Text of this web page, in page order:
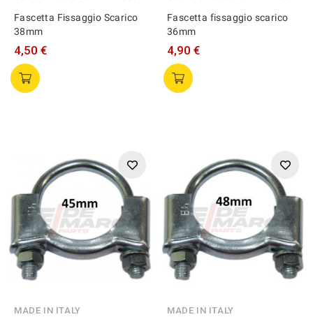
Fascetta Fissaggio Scarico
38mm
4,50 €
Fascetta fissaggio scarico
36mm
4,90 €
MADE IN ITALY MADE IN ITALY